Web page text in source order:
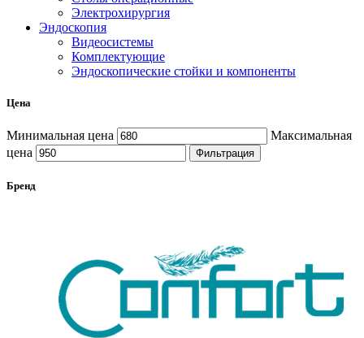
Электрохирургия
Эндоскопия
Видеосистемы
Комплектующие
Эндоскопические стойки и компоненты
Цена
Минимальная цена
Максимальная
цена
Фильтрация
Бренд